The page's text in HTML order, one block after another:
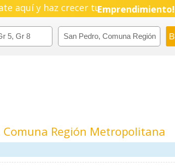
aquí y haz crecer tuPyme!
Emprendimiento!
Comuna Región Metropolitana